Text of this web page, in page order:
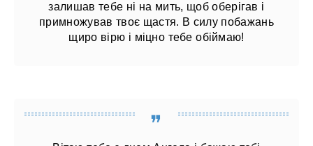
залишав тебе ні на мить, щоб оберігав і
примножував твоє щастя. В силу побажань
щиро вірю і міцно тебе обіймаю!